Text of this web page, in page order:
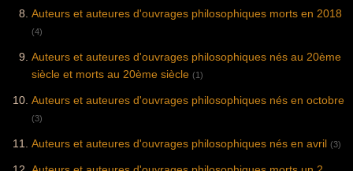
Auteurs et auteures d'ouvrages philosophiques morts en 2018
(4)
Auteurs et auteures d'ouvrages philosophiques nés au 20ème
siècle et morts au 20ème siècle (1)
Auteurs et auteures d'ouvrages philosophiques nés en octobre
(3)
Auteurs et auteures d'ouvrages philosophiques nés en avril (3)